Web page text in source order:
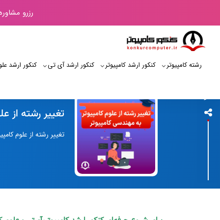
رزرو
رشته کامپیوتر کنکور ارشد کامپیوتر کنکور ارشد آی‌ تی کنکور ارشد
تغییر رشته از
تغییر رشته از علوم